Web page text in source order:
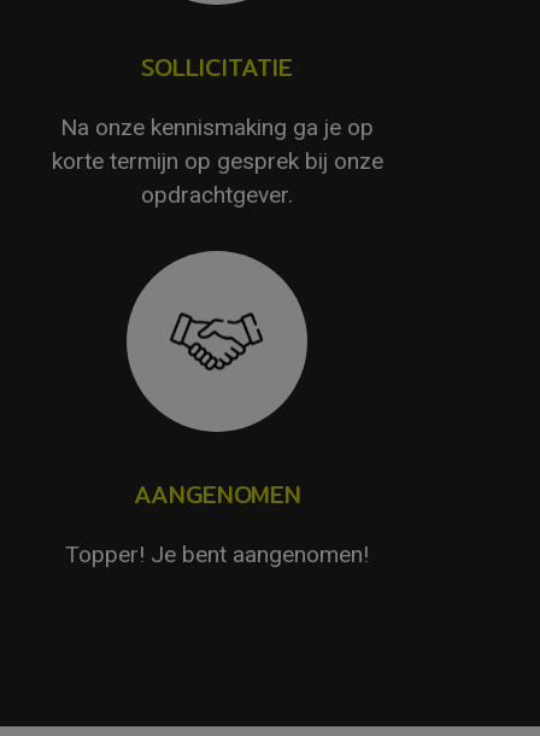
SOLLICITATIE
Na onze kennismaking ga je op
korte termijn op gesprek bij onze
opdrachtgever.
AANGENOMEN
Topper! Je bent aangenomen!